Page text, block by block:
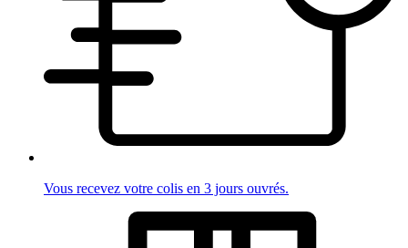
Vous recevez votre colis en 3 jours ouvrés.